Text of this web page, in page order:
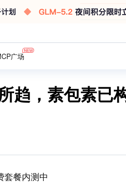
广场
趋，素包素已
套餐内测中